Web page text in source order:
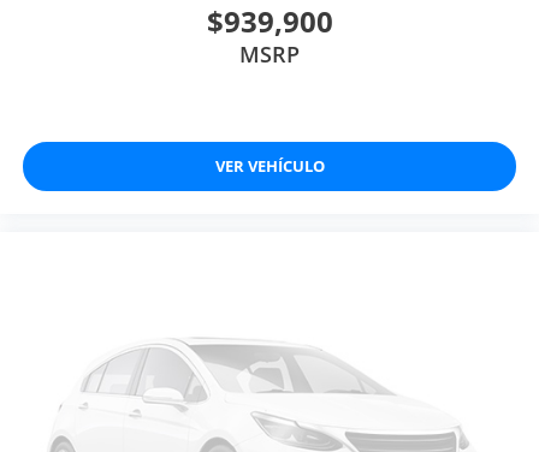
$939,900
MSRP
VER VEHÍCULO